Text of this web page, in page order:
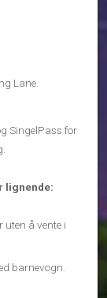
Lane.
SingelPass for
lignende:
uten å vente i
barnevogn.